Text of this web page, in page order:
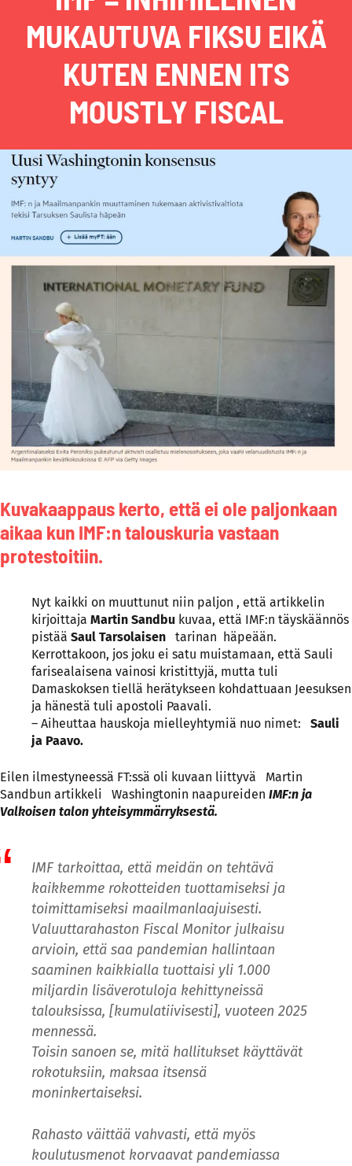
MUKAUTUVA FIKSU EIKÄ
KUTEN ENNEN ITS
MOUSTLY FISCAL
Kuvakaappaus kerto, että ei ole paljonkaan
aikaa kun IMF:n talouskuria vastaan
protestoitiin.
Nyt kaikki on muuttunut niin paljon , että artikkelin
kirjoittaja Martin Sandbu kuvaa, että IMF:n täyskäännös
pistää Saul Tarsolaisen tarinan häpeään.
Kerrottakoon, jos joku ei satu muistamaan, että Sauli
farisealaisena vainosi kristittyjä, mutta tuli
Damaskoksen tiellä herätykseen kohdattuaan Jeesuksen
ja hänestä tuli apostoli Paavali.
– Aiheuttaa hauskoja mielleyhtymiä nuo nimet: Sauli
ja Paavo.
Eilen ilmestyneessä FT:ssä oli kuvaan liittyvä Martin
Sandbun artikkeli Washingtonin naapureiden IMF:n ja
Valkoisen talon yhteisymmärryksestä.
IMF tarkoittaa, että meidän on tehtävä
kaikkemme rokotteiden tuottamiseksi ja
toimittamiseksi maailmanlaajuisesti.
Valuuttarahaston Fiscal Monitor julkaisu
arvioin, että saa pandemian hallintaan
saaminen kaikkialla tuottaisi yli 1.000
miljardin lisäverotuloja kehittyneissä
talouksissa, [kumulatiivisesti], vuoteen 2025
mennessä.
Toisin sanoen se, mitä hallitukset käyttävät
rokotuksiin, maksaa itsensä
moninkertaiseksi.
Rahasto väittää vahvasti, että myös
koulutusmenot korvaavat pandemiassa